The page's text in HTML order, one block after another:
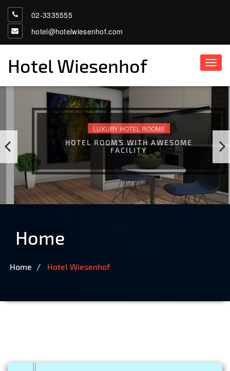
02-3335555
hotel@hotelwiesenhof.com
Hotel Wiesenhof
LUXURY HOTEL ROOMS
HOTEL ROOM`S WITH AWESOME
FACILITY
Home
Home Hotel Wiesenhof